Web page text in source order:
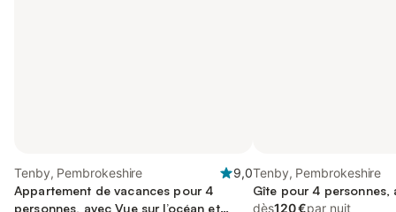
Tenby, Pembrokeshire
9,0
Appartement de vacances pour 4
personnes, avec Vue sur l’océan et
Tenby, Pembrokeshire
Gîte pour 4 personnes,
dès120 €par nuit